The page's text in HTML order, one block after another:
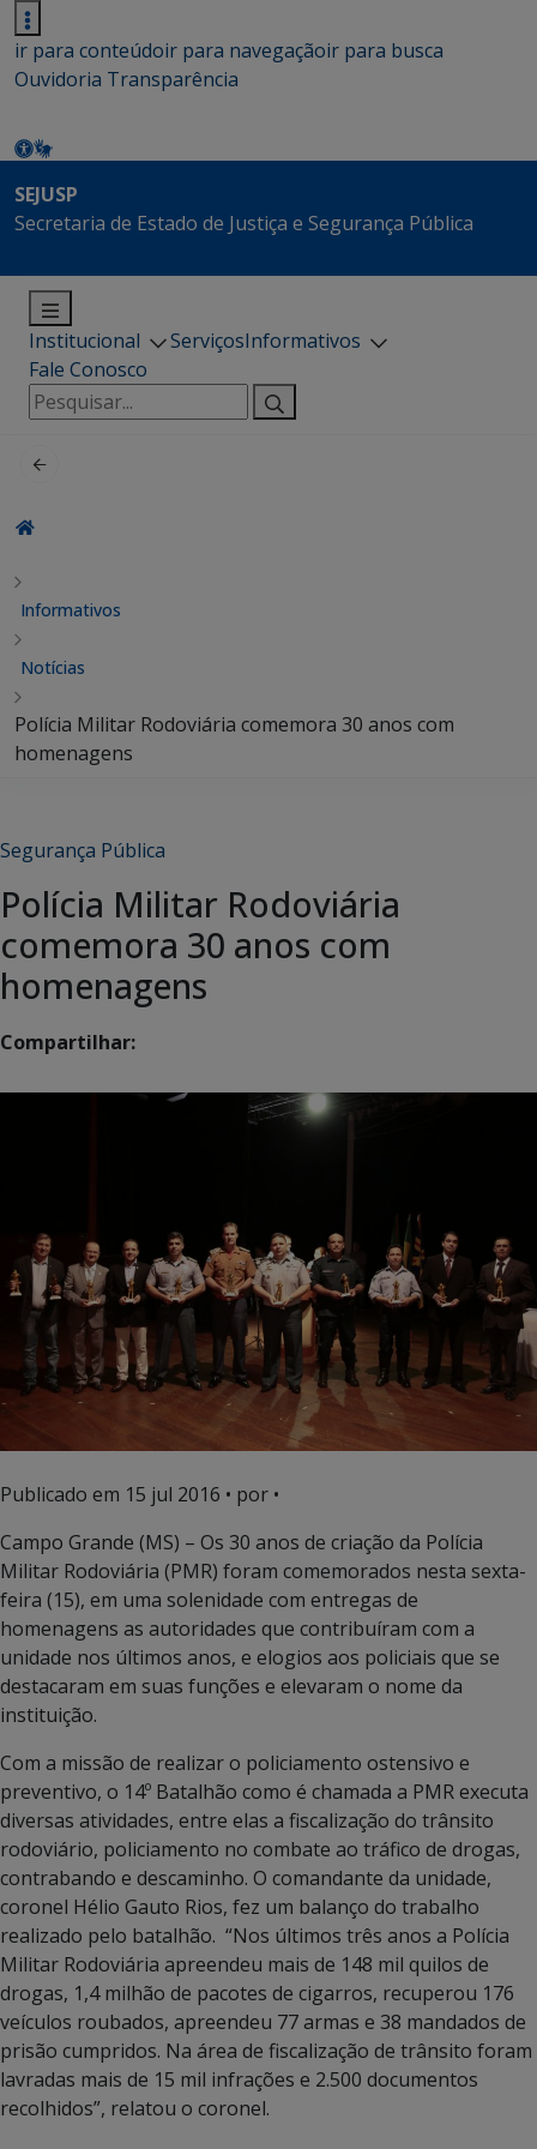
ir para conteúdoir para navegaçãoir para busca
Ouvidoria Transparência
SEJUSP
Secretaria de Estado de Justiça e Segurança Pública
Institucional ServiçosInformativos
Fale Conosco
Pesquisar
por:
Informativos
Notícias
Polícia Militar Rodoviária comemora 30 anos com
homenagens
Segurança Pública
Polícia Militar Rodoviária
comemora 30 anos com
homenagens
Compartilhar:
Publicado em 15 jul 2016 • por •
Campo Grande (MS) – Os 30 anos de criação da Polícia
Militar Rodoviária (PMR) foram comemorados nesta sexta-
feira (15), em uma solenidade com entregas de
homenagens as autoridades que contribuíram com a
unidade nos últimos anos, e elogios aos policiais que se
destacaram em suas funções e elevaram o nome da
instituição.
Com a missão de realizar o policiamento ostensivo e
preventivo, o 14º Batalhão como é chamada a PMR executa
diversas atividades, entre elas a fiscalização do trânsito
rodoviário, policiamento no combate ao tráfico de drogas,
contrabando e descaminho. O comandante da unidade,
coronel Hélio Gauto Rios, fez um balanço do trabalho
realizado pelo batalhão. “Nos últimos três anos a Polícia
Militar Rodoviária apreendeu mais de 148 mil quilos de
drogas, 1,4 milhão de pacotes de cigarros, recuperou 176
veículos roubados, apreendeu 77 armas e 38 mandados de
prisão cumpridos. Na área de fiscalização de trânsito foram
lavradas mais de 15 mil infrações e 2.500 documentos
recolhidos”, relatou o coronel.